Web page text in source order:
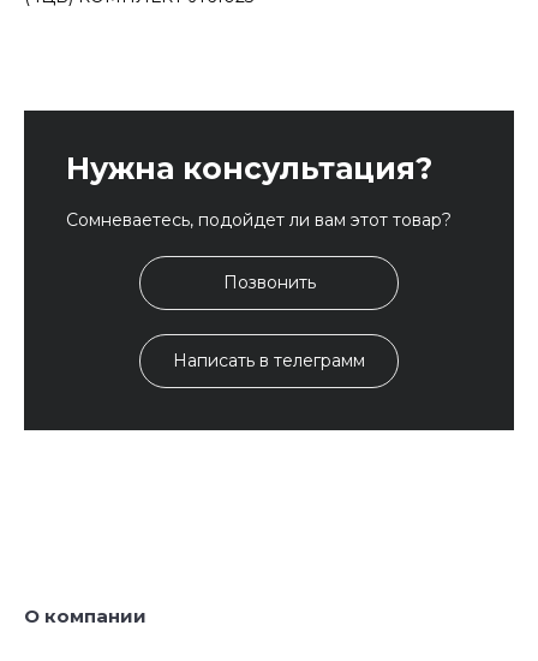
Нужна консультация?
Сомневаетесь, подойдет ли вам этот товар?
Позвонить
Написать в телеграмм
О компании